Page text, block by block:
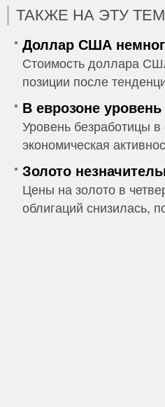
ТАКЖЕ НА ЭТУ
Доллар США
Стоимость доллара
позиции после
В еврозоне
Уровень безработицы
экономическая
Золото
Цены на золото в
облигаций снизилась,